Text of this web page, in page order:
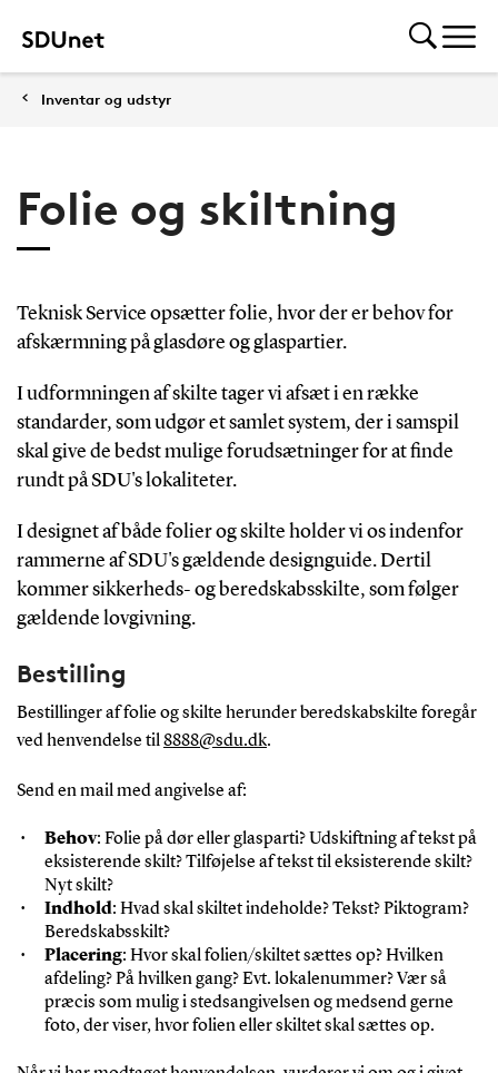
Inventar og udstyr
Folie og skiltning
Teknisk Service opsætter folie, hvor der er behov for
afskærmning på glasdøre og glaspartier.
I udformningen af skilte tager vi afsæt i en række
standarder, som udgør et samlet system, der i samspil
skal give de bedst mulige forudsætninger for at finde
rundt på SDU's lokaliteter.
I designet af både folier og skilte holder vi os indenfor
rammerne af SDU's gældende designguide. Dertil
kommer sikkerheds- og beredskabsskilte, som følger
gældende lovgivning.
Bestilling
Bestillinger af folie og skilte herunder beredskabskilte foregår
ved henvendelse til8888@sdu.dk.
Send en mail med angivelse af:
Behov: Folie på dør eller glasparti? Udskiftning af tekst på
eksisterende skilt? Tilføjelse af tekst til eksisterende skilt?
Nyt skilt?
Indhold: Hvad skal skiltet indeholde? Tekst? Piktogram?
Beredskabsskilt?
Placering: Hvor skal folien/skiltet sættes op? Hvilken
afdeling? På hvilken gang? Evt. lokalenummer? Vær så
præcis som mulig i stedsangivelsen og medsend gerne
foto, der viser, hvor folien eller skiltet skal sættes op.